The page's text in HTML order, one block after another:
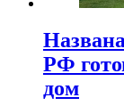
РФ
дом